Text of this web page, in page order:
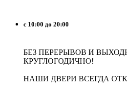
с 10:00 до 20:00
БЕЗ ПЕРЕРЫВОВ И
КРУГЛОГОДИЧНО!
НАШИ ДВЕРИ ВСЕГДА